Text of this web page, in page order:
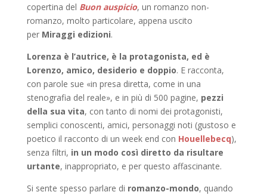
copertina del Buon auspicio, un romanzo non-
romanzo, molto particolare, appena uscito
per Miraggi edizioni.
Lorenza è l’autrice, è la protagonista, ed è
Lorenzo, amico, desiderio e doppio. E racconta,
con parole sue «in presa diretta, come in una
stenografia del reale», e in più di 500 pagine, pezzi
della sua vita, con tanto di nomi dei protagonisti,
semplici conoscenti, amici, personaggi noti (gustoso e
poetico il racconto di un week end con Houellebecq),
senza filtri, in un modo così diretto da risultare
urtante, inappropriato, e per questo affascinante.
Si sente spesso parlare di romanzo-mondo, quando